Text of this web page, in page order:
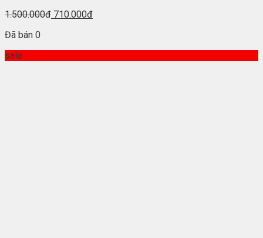
1.500.000đ 710.000đ
Đã bán 0
sale